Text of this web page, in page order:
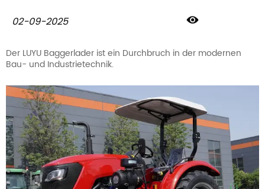
02-09-2025

Der LUYU Baggerlader ist ein Durchbruch in der modernen
Bau- und Industrietechnik.